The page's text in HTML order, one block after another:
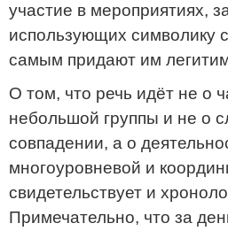
участие в мероприятиях,
использующих символику
самым придают им
О том, что речь идёт не о
небольшой группы и не о
совпадении, а о
многоуровневой и
свидетельствует и
Примечательно, что за